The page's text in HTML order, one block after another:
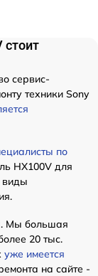
стоит
сервис-
техники Sony
по
HX100V для
виды
Мы большая
20 тыс.
уже имеется
на сайте -